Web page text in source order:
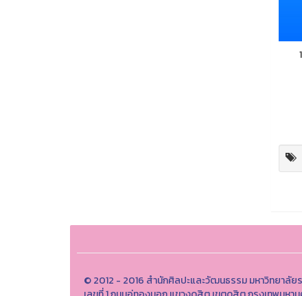
© 2012 - 2016 สำนักศิลปะและวัฒนธรรม มหาวิทยาลั